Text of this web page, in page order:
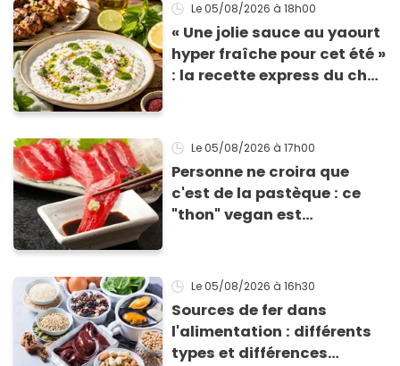
Le 05/08/2026 à 18h00
« Une jolie sauce au yaourt
hyper fraîche pour cet été »
: la recette express du chef
grillades
Le 05/08/2026 à 17h00
Personne ne croira que
c'est de la pastèque : ce
"thon" vegan est
Le 05/08/2026 à 16h30
Sources de fer dans
l'alimentation : différents
types et différences